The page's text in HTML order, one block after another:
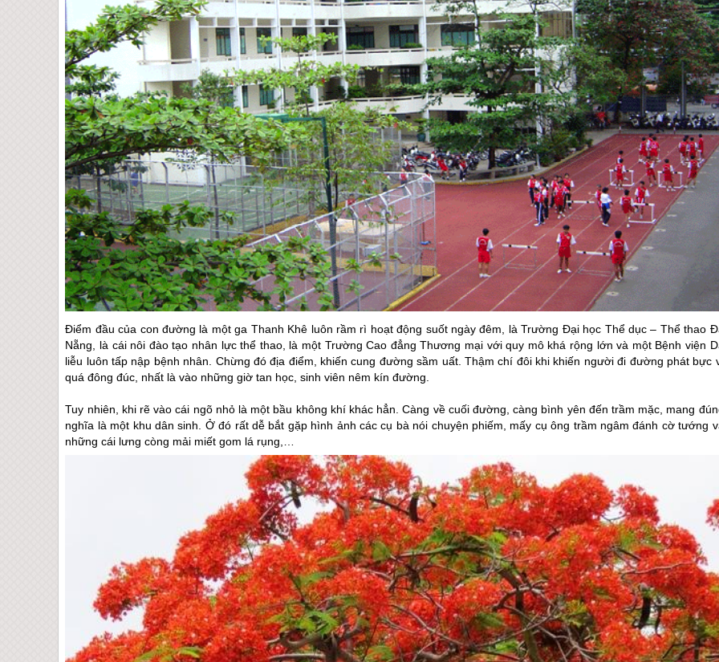
Điểm đầu của con đường là một ga Thanh Khê luôn rầm rì hoạt động suốt ngày đêm, là Trường Đại học Thể dục – Thể thao
Nẵng, là cái nôi đào tạo nhân lực thể thao, là một Trường Cao đẳng Thương mại với quy mô khá rộng lớn và một Bệnh viện
liễu luôn tấp nập bệnh nhân. Chừng đó địa điểm, khiến cung đường sầm uất. Thậm chí đôi khi khiến người đi đường phát bực
quá đông đúc, nhất là vào những giờ tan học, sinh viên nêm kín đường.
Tuy nhiên, khi rẽ vào cái ngõ nhỏ là một bầu không khí khác hẳn. Càng về cuối đường, càng bình yên đến trầm mặc, mang
nghĩa là một khu dân sinh. Ở đó rất dễ bắt gặp hình ảnh các cụ bà nói chuyện phiếm, mấy cụ ông trầm ngâm đánh cờ tướng
những cái lưng còng mải miết gom lá rụng,…